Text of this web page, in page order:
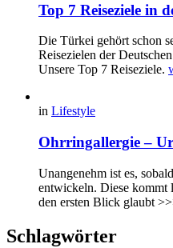
Top 7 Reiseziele in
Die Türkei gehört schon
Reisezielen der
Unsere Top 7 Reiseziele.
in Lifestyle
Ohrringallergie –
Unangenehm ist es,
entwickeln. Diese kommt
den ersten Blick glaubt
Schlagwörter